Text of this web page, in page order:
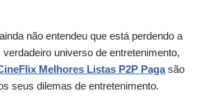
não entendeu que está perdendo a
universo de entretenimento,
Melhores Listas P2P Pagasão
seus dilemas de entretenimento.